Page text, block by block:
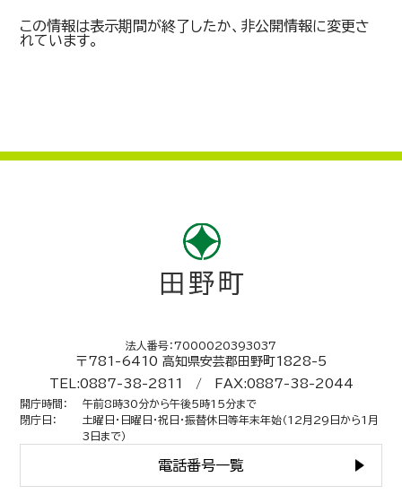
この情報は表示期間が終了したか、非公開情報に変更さ
れています。
法人番号：7000020393037
〒781-6410 高知県安芸郡田野町1828-5
TEL:0887-38-2811 / FAX:0887-38-2044
開庁時間 ：
午前8時30分から午後5時15分まで
閉庁日 ：
土曜日・日曜日・祝日・振替休日等年末年始（12月29日から1月
3日まで）
電話番号一覧